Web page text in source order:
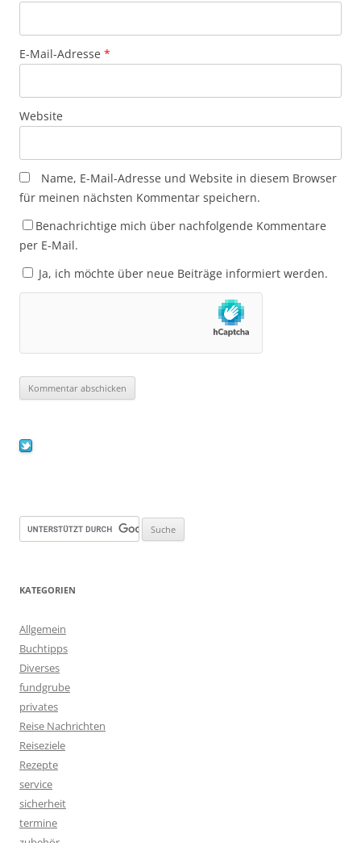
E-Mail-Adresse *
Website
Name, E-Mail-Adresse und Website in diesem Browser
für meinen nächsten Kommentar speichern.
Benachrichtige mich über nachfolgende Kommentare
per E-Mail.
Ja, ich möchte über neue Beiträge informiert werden.
KATEGORIEN
Allgemein
Buchtipps
Diverses
fundgrube
privates
Reise Nachrichten
Reiseziele
Rezepte
service
sicherheit
termine